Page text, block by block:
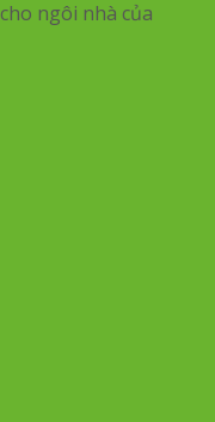
ngôi nhà của